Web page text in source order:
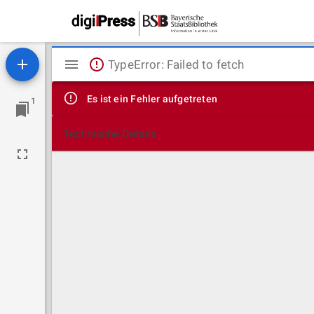
1
Mirador
Viewer
TypeError: Failed to fetch
Es ist ein Fehler aufgetreten
Technische Details